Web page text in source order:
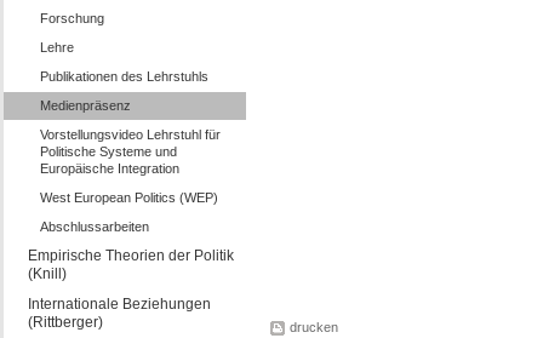
Forschung
Lehre
Publikationen des Lehrstuhls
Medienpräsenz
Vorstellungsvideo Lehrstuhl für
Politische Systeme und
Europäische Integration
West European Politics (WEP)
Abschlussarbeiten
Empirische Theorien der Politik
(Knill)
Internationale Beziehungen
(Rittberger)
drucken